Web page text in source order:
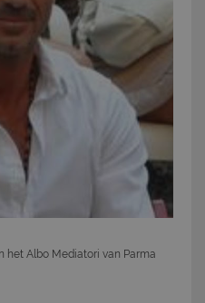
het Albo Mediatori van Parma
CookieScript
www.latuacasainsardegna.com